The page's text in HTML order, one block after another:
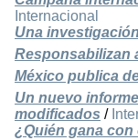
Internacional
Una
Responsabilizan
México publica
Un nuevo
modificados /
¿Quién gana